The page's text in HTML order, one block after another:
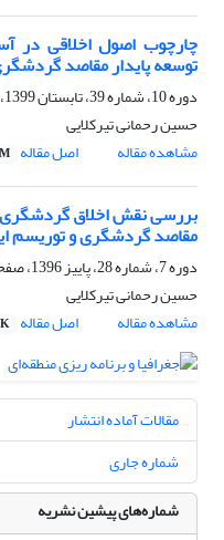
چارچوب اصول اخلاقی در
توسعه پایدار مقاصد
دوره 10، شماره 39، تابستان 1399، صفحه
حسین رحمانی تیرکلایی
مشاهده مقاله
اصل مقاله
بررسی نقش اخلاق گردشگری
مقاصد گردشگری و توریسم
دوره 7، شماره 28، پاییز 1396، صفحه
حسین رحمانی تیرکلایی
مشاهده مقاله
اصل مقاله
مقالات آماده انتشار
شماره جاری
شماره‌های پیشین نشریه